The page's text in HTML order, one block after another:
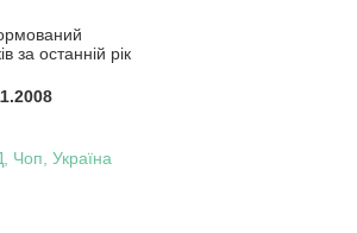
за останній рік
Чоп, Україна